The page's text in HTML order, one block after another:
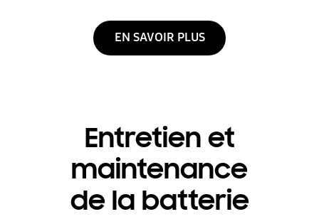
EN SAVOIR PLUS
Entretien et
maintenance
de la batterie